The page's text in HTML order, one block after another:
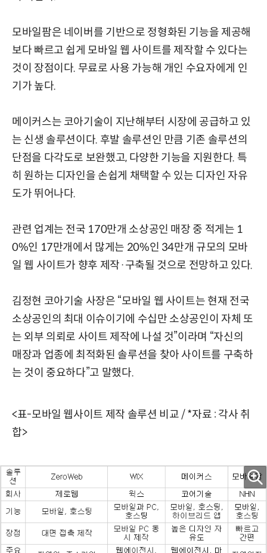
모바일팜은 네이버를 기반으로 정형화된 기능을 제공해
보다 빠르고 쉽게 모바일 웹 사이트를 제작할 수 있다는
것이 장점이다. 무료로 사용 가능해 개인 수요자에게 인
기가 높다.
메이커스는 코아기술이 지난해부터 시장에 공급하고 있
는 신생 솔루션이다. 후발 솔루션인 만큼 기존 솔루션의
단점을 다각도로 보완했고, 다양한 기능을 지원한다. 특
히 원하는 디자인을 손쉽게 채택할 수 있는 디자인 자유
도가 뛰어나다.
관련 업계는 전국 170만개 소상공인 매장 중 적게는 1
0%인 17만개에서 많게는 20%인 34만개 규모의 모바
일 웹 사이트가 향후 제작·구축될 것으로 전망하고 있다.
김정현 코아기술 사장은 “모바일 웹 사이트는 현재 전국
소상공인의 최대 이슈이기에 수십만 소상공인이 자체 또
는 외부 의뢰로 사이트 제작에 나설 것”이라며 “자신의
매장과 업종에 최적화된 솔루션을 찾아 사이트를 구축하
는 것이 중요하다”고 말했다.
<표-모바일 웹사이트 제작 솔루션 비교 / *자료 : 각사 취
합>